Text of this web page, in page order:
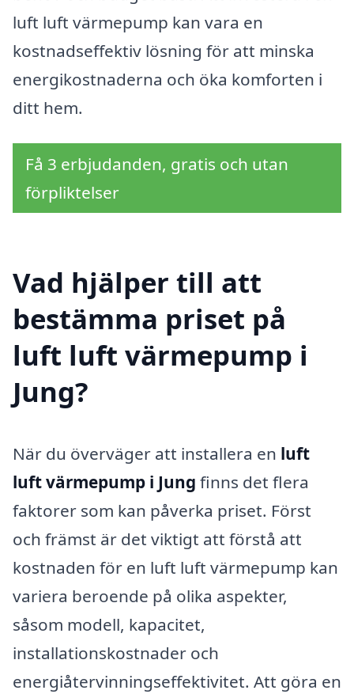
luft luft värmepump kan vara en
kostnadseffektiv lösning för att minska
energikostnaderna och öka komforten i
ditt hem.
Få 3 erbjudanden, gratis och utan
förpliktelser
Vad hjälper till att
bestämma priset på
luft luft värmepump i
Jung?
När du överväger att installera en luft
luft värmepump i Jung finns det flera
faktorer som kan påverka priset. Först
och främst är det viktigt att förstå att
kostnaden för en luft luft värmepump kan
variera beroende på olika aspekter,
såsom modell, kapacitet,
installationskostnader och
energiåtervinningseffektivitet. Att göra en